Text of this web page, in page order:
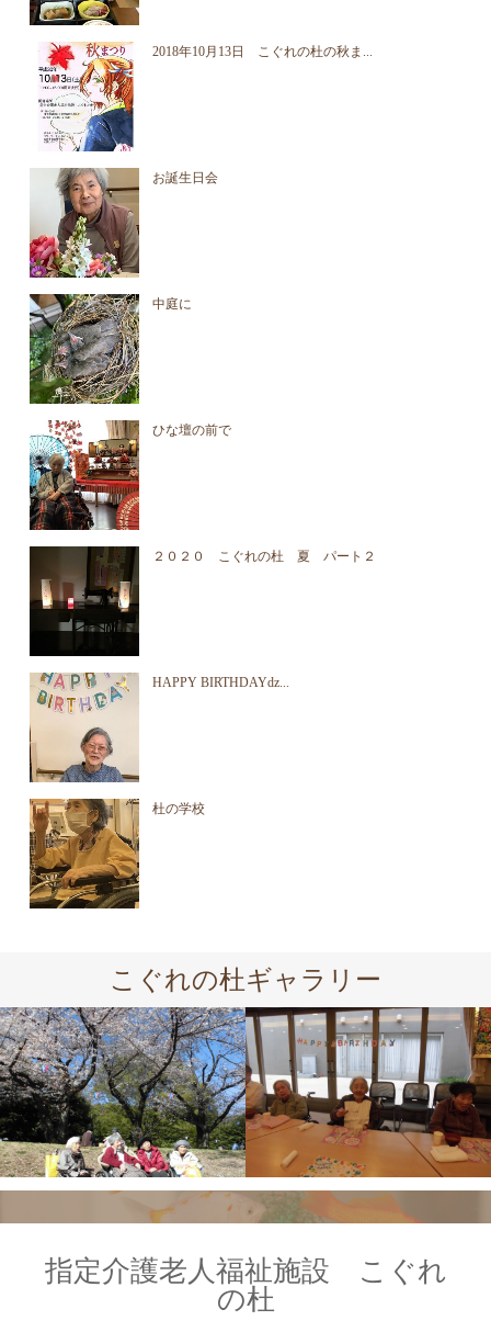
2018年10月13日 こぐれの杜の秋ま...
お誕生日会
中庭に
ひな壇の前で
２０２０ こぐれの杜 夏 パート２
HAPPY BIRTHDAYǳ...
杜の学校
こぐれの杜ギャラリー
指定介護老人福祉施設 こぐれ
の杜